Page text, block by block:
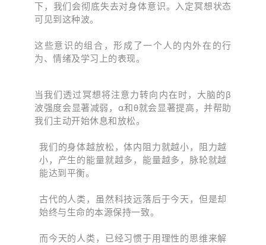
下，我们会彻底失去对身体意识。入定冥想状态
可见到这种波。
这些意识的组合，形成了一个人的内外在的行
为、情绪及学习上的表现。
当我们透过冥想将注意力转向内在时， 大脑的β
波强度会显著减弱， α和θ就会显著提高，并帮助
我们主动开始休息和放松。
我们的身体越放松，体内阻力就越小，阻力越
小，产生的能量就越多，能量越多，脉轮就越
能达到平衡。
古代的人类，虽然科技远落后于今天，但是却
始终与生命的本源保持一致。
而今天的人类，已经习惯于用理性的思维来解